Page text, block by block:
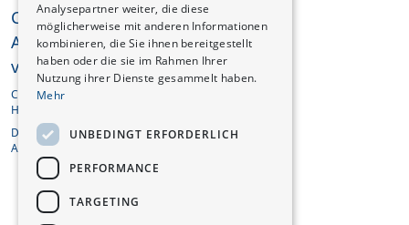
CHANGAN © 2025
Alle Rechte
vorbehalten
CHANGAN AUTOMOBILE EUROPE
HOLDING B.V.
De Entree 201, 1101HG
Amsterdam, Niederlande
Analysepartner weiter, die diese
möglicherweise mit anderen Informationen
kombinieren, die Sie ihnen bereitgestellt
haben oder die sie im Rahmen Ihrer
Nutzung ihrer Dienste gesammelt haben.
Mehr
UNBEDINGT ERFORDERLICH
PERFORMANCE
TARGETING